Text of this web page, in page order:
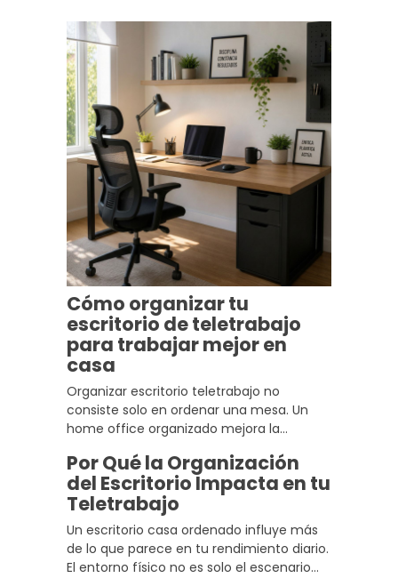
Cómo organizar tu
escritorio de teletrabajo
para trabajar mejor en
casa
Organizar escritorio teletrabajo no
consiste solo en ordenar una mesa. Un
home office organizado mejora la
crea un entorno más cómodo para
trabajar desde casa. La clave está en
combinar ergonomía, almacenaje,
iluminación adecuada y una distribución
que favorezca la productividad remota.
Por Qué la Organización
del Escritorio Impacta en tu
Teletrabajo
Un escritorio casa ordenado influye más
de lo que parece en tu rendimiento diario.
El entorno físico no es solo el escenario